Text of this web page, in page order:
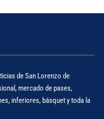
de San Lorenzo de
mercado de pases,
inferiores, básquet y toda la